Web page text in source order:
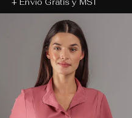
diapositivas
pausa